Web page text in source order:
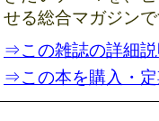
せる総合マガジン
⇒この雑誌の詳細
⇒この本を購入・